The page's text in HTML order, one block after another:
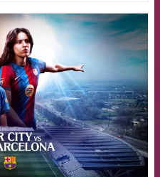
FCB Barcelona badge